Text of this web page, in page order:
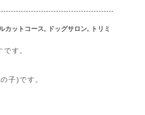
カットコース, ドッグサロン, トリミ
す。
子)です。